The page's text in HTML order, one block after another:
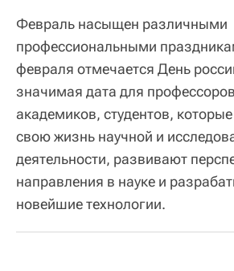
Февраль насыщен различными
профессиональными
февраля отмечается День
значимая дата для
академиков, студентов,
свою жизнь научной и
деятельности, развивают
направления в науке и
новейшие технологии.